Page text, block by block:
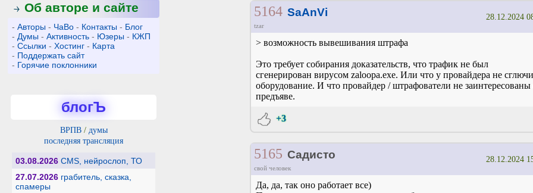
Об авторе и сайте
-Авторы - ЧаВо - Контакты - Блог
- Думы -Активность - Юзеры - КЖП
-Ссылки -Хостинг - Карта
- Поддержать сайт
- Горячие поклонники
блогЪ
ВРПВ/ думы
последняя трансляция
03.08.2026 CMS, нейрослоп, ТО
27.07.2026 грабитель, сказка,
спамеры
5164 SaAnVi
tzar
28.12.2024
> возможность вывешивания штрафа
Это требует собирания доказательств, что трафик не был
сгенерирован вирусом zaloopa.exe. Или что у провайдера не
оборудование. И что провайдер / штрафователи не заинтересованы
предъяве.
+3
5165 Садисто
свой человек
28.12.2024
Да, да, так оно работает все)